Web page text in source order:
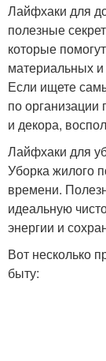
Лайфхаки для
полезные
которые
материальных
Если ищете
по организации
и декора,
Лайфхаки для
Уборка жилого
времени.
идеальную
энергии и
Вот несколько
быту: